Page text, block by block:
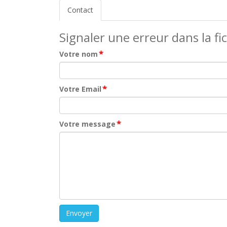
Contact
Signaler une erreur dans la
Votre nom*
Votre Email*
Votre message*